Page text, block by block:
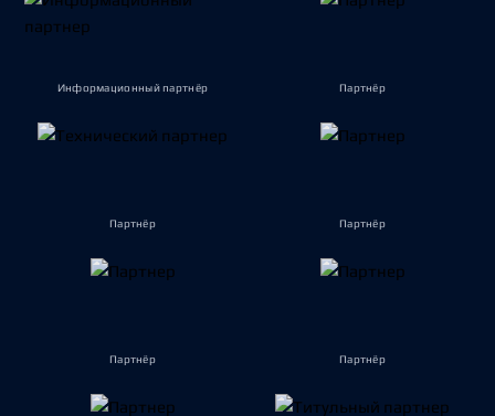
Информационный партнёр Партнёр
Партнёр Партнёр
Партнёр Партнёр